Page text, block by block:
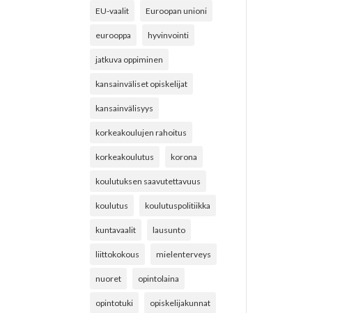
EU-vaalit Euroopan unioni
eurooppa hyvinvointi
jatkuva oppiminen
kansainväliset opiskelijat
kansainvälisyys
korkeakoulujen rahoitus
korkeakoulutus korona
koulutuksen saavutettavuus
koulutus koulutuspolitiikka
kuntavaalit lausunto
liittokokous mielenterveys
nuoret opintolaina
opintotuki opiskelijakunnat